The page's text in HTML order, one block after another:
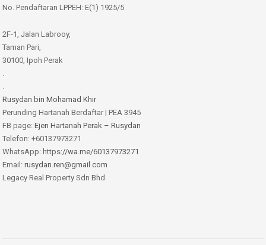
No. Pendaftaran LPPEH: E(1) 1925/5
2F-1, Jalan Labrooy,
Taman Pari,
30100, Ipoh Perak
.
.
Rusydan bin Mohamad Khir
Perunding Hartanah Berdaftar | PEA 3945
FB page: Ejen Hartanah Perak – Rusydan
Telefon: +60137973271
WhatsApp: https://wa.me/60137973271
Email: rusydan.ren@gmail.com
Legacy Real Property Sdn Bhd